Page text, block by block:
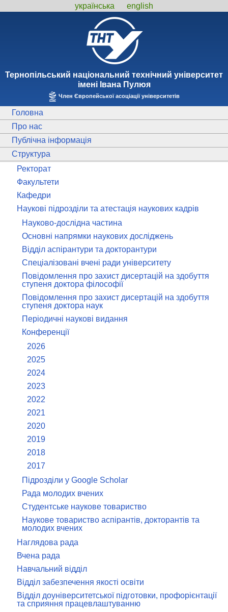
українська english
Тернопiльський національний технiчний унiверситет
iменi Iвана Пулюя
Член Європейської асоціації університетів
Головна
Про нас
Публічна інформація
Структура
Ректорат
Факультети
Кафедри
Наукові підрозділи та атестація наукових кадрів
Науково-дослідна частина
Основні напрямки наукових досліджень
Відділ аспірантури та докторантури
Спеціалізовані вчені ради університету
Повідомлення про захист дисертацій на здобуття
ступеня доктора філософії
Повідомлення про захист дисертацій на здобуття
ступеня доктора наук
Періодичні наукові видання
Конференції
2026
2025
2024
2023
2022
2021
2020
2019
2018
2017
Підрозділи у Google Scholar
Рада молодих вчених
Студентське наукове товариство
Наукове товариство аспірантів, докторантів та
молодих вчених
Наглядова рада
Вчена рада
Навчальний відділ
Відділ забезпечення якості освіти
Відділ доуніверситетської підготовки, профорієнтації
та сприяння працевлаштуванню